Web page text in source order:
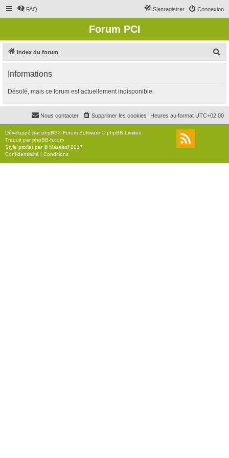
FAQ Connexion
S’enregistrer
Forum PCI
Index du forum
r
c
r
Informations
Désolé, mais ce forum est actuellement indisponible.
Heures au format UTC+02:00
Supprimer les cookies
Nous contacter
Développé parphpBB® Forum Software © phpBB Limited
Traduit parphpBB-fr.com
Style proflat par ©Mazeltof 2017
Confidentialité | Conditions